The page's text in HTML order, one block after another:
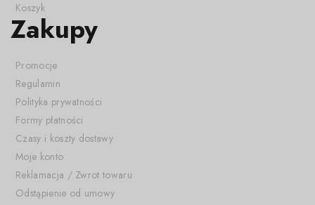
Koszyk
Zakupy
Promocje
Regulamin
Polityka prywatności
Formy płatności
Czasy i koszty dostawy
Moje konto
Reklamacja / Zwrot towaru
Odstąpienie od umowy